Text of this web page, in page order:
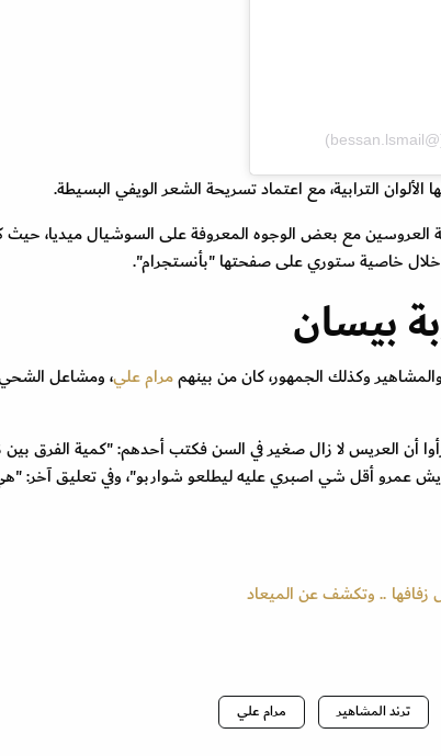
الترابية، مع اعتماد تسريحة الشعر الويفي البسيطة.
العروسين مع بعض الوجوه المعروفة على السوشيال ميديا، حيث
خلال خاصية ستوري على صفحتها "بأنستجرام".
بيسان
وكذلك الجمهور، كان من بينهممرام علي، ومشاعل
أن العريس لا زال صغير في السن فكتب أحدهم: "كمية الفرق بين
عمرو أقل شي اصبري عليه ليطلعو شواربو"، وفي تعليق آخر:
.. وتكشف عن الميعاد
ترند المشاهير مرام علي